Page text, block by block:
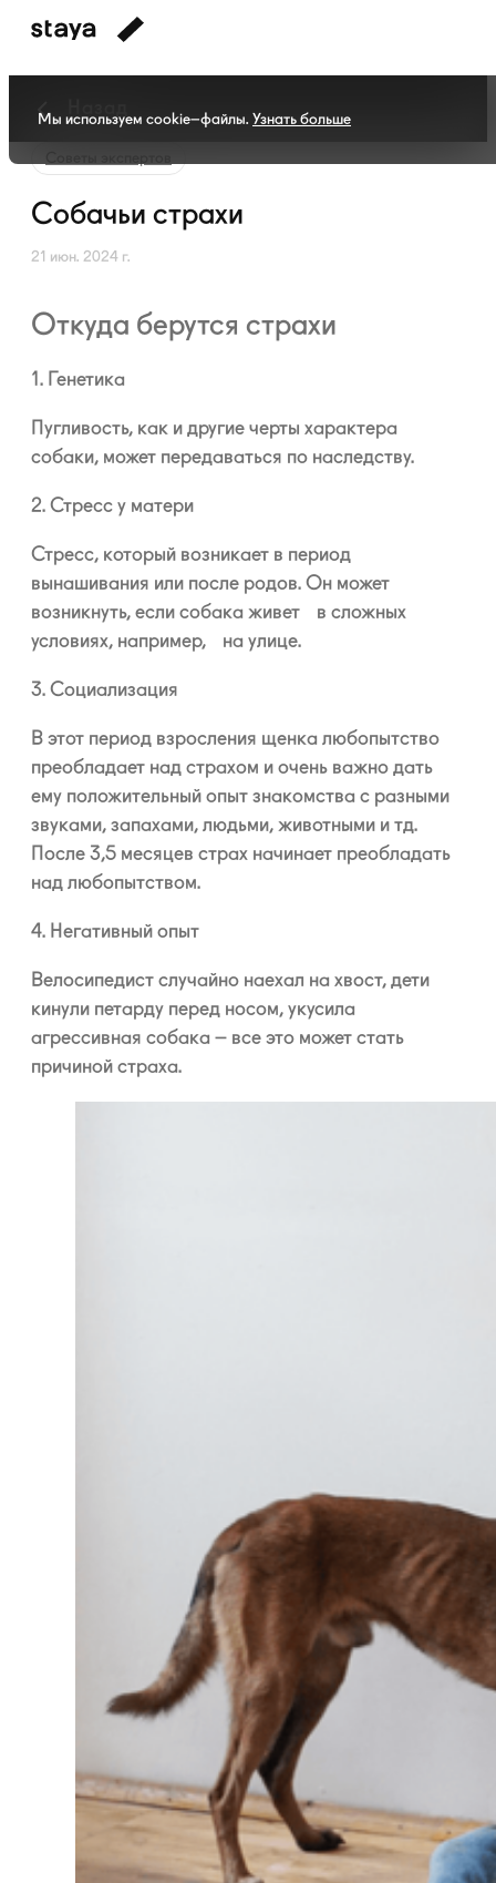
Собачьи страхи
21 июн. 2024 г.
Откуда берутся страхи
1. Генетика
Пугливость, как и другие черты характера
собаки, может передаваться по наследству.
2. Стресс у матери
Стресс, который возникает в период
вынашивания или после родов. Он может
возникнуть, если собака живет в сложных
условиях, например, на улице.
3. Социализация
В этот период взросления щенка любопытство
преобладает над страхом и очень важно дать
ему положительный опыт знакомства с разными
звуками, запахами, людьми, животными и тд.
После 3,5 месяцев страх начинает преобладать
над любопытством.
4. Негативный опыт
Велосипедист случайно наехал на хвост, дети
кинули петарду перед носом, укусила
агрессивная собака – все это может стать
причиной страха.
Мы используем cookie–файлы. Узнать больше